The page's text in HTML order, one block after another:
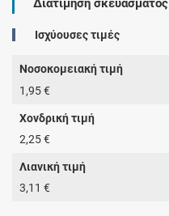
Διατίμηση σκευάσματος
Ισχύουσες τιμές
Νοσοκομειακή τιμή
1,95 €
Χονδρική τιμή
2,25 €
Λιανική τιμή
3,11 €